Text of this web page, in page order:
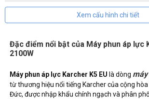
Xem cấu hình chi tiết
Đặc điểm nổi bật của Máy phun áp lực
2100W
Máy phun áp lực Karcher K5 EU là dòng
từ thương hiệu nổi tiếng Karcher của cộng
Đức, được nhập khẩu chính ngạch và phân